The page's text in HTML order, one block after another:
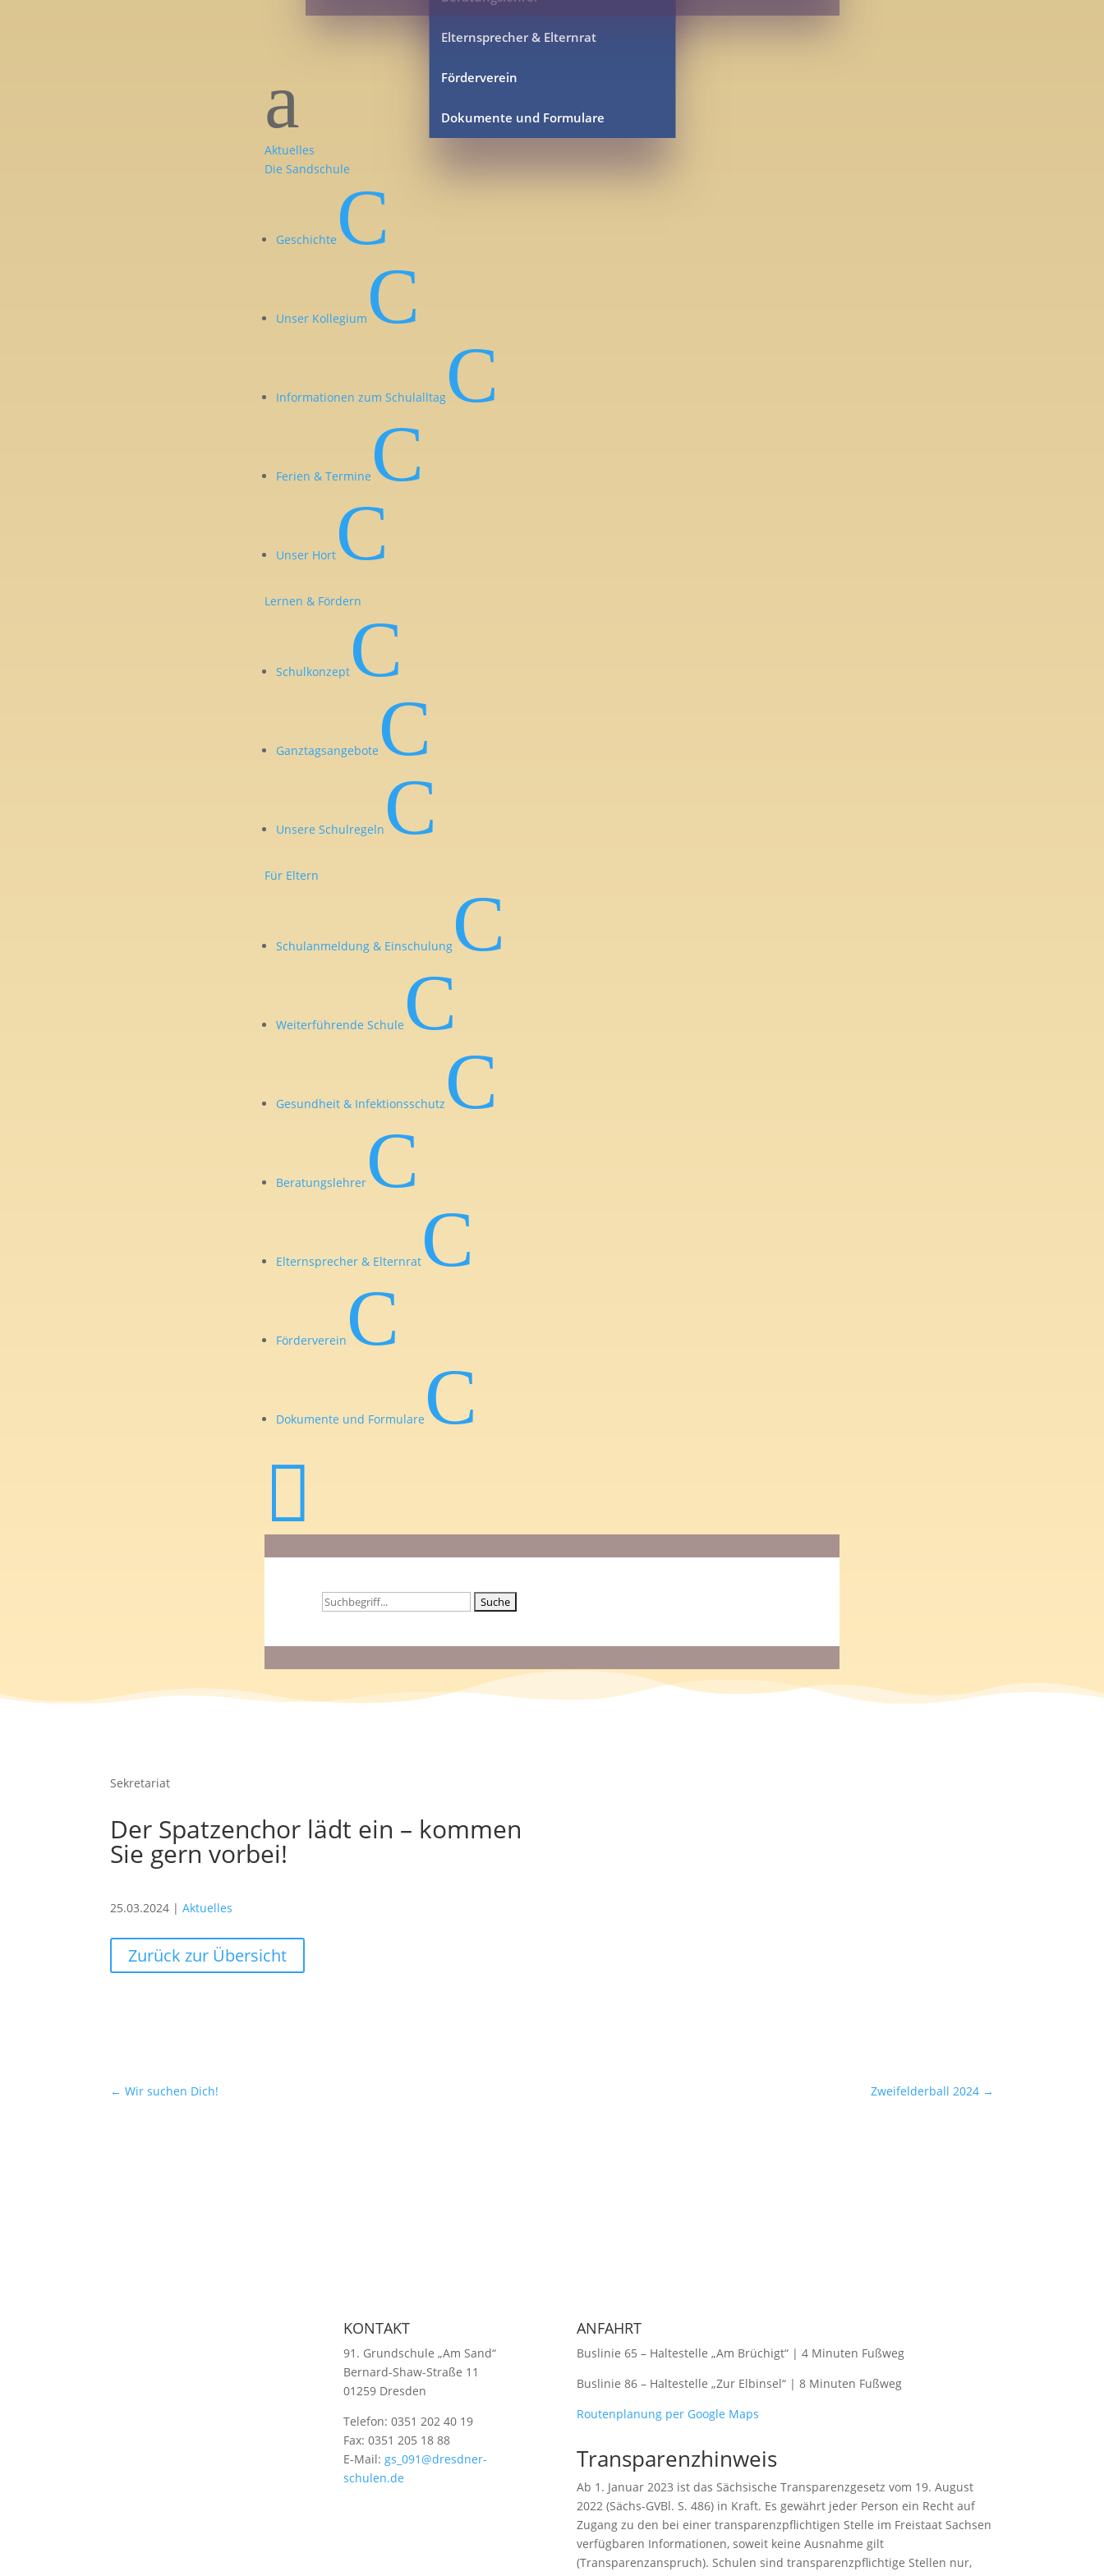
Elternsprecher & Elternrat
Förderverein
Dokumente und Formulare
a
Aktuelles
Die Sandschule
Geschichte C
Unser Kollegium C
Informationen zum Schulalltag C
Ferien & Termine C
Unser Hort C
Lernen & Fördern
Schulkonzept C
Ganztagsangebote C
Unsere Schulregeln C
Für Eltern
Schulanmeldung & Einschulung C
Weiterführende Schule C
Gesundheit & Infektionsschutz C
Beratungslehrer C
Elternsprecher & Elternrat C
Förderverein C
Dokumente und Formulare C

Suchen
Sekretariat
Der Spatzenchor lädt ein – kommen
Sie gern vorbei!
25.03.2024 |Aktuelles
Zurück zur Übersicht
←Wir suchen Dich! Zweifelderball 2024→
KONTAKT
91. Grundschule „Am Sand“
Bernard-Shaw-Straße 11
01259 Dresden
Telefon: 0351 202 40 19
Fax: 0351 205 18 88
E-Mail: gs_091@dresdner-
schulen.de
ANFAHRT
Buslinie 65 – Haltestelle „Am Brüchigt“ | 4 Minuten Fußweg
Buslinie 86 – Haltestelle „Zur Elbinsel“ | 8 Minuten Fußweg
Routenplanung per Google Maps
Transparenzhinweis
Ab 1. Januar 2023 ist das Sächsische Transparenzgesetz vom 19. August
2022 (Sächs-GVBl. S. 486) in Kraft. Es gewährt jeder Person ein Recht auf
Zugang zu den bei einer transparenzpflichtigen Stelle im Freistaat Sachsen
verfügbaren Informationen, soweit keine Ausnahme gilt
(Transparenzanspruch). Schulen sind transparenzpflichtige Stellen nur,